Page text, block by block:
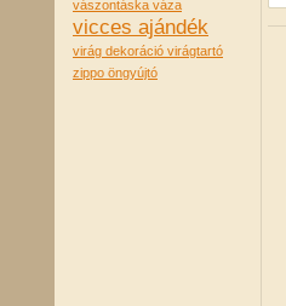
vászontáska váza
vicces ajándék
virág dekoráció virágtartó
zippo öngyújtó